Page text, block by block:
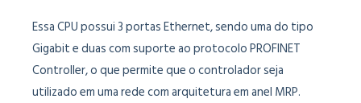
Essa CPU possui 3 portas Ethernet, sendo uma do tipo
Gigabit e duas com suporte ao protocolo PROFINET
Controller, o que permite que o controlador seja
utilizado em uma rede com arquitetura em anel MRP.